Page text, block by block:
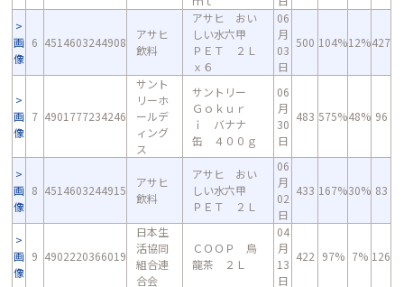
画
像
6 4514603244908
アサヒ
飲料
アサヒ おい
しい水六甲
ＰＥＴ ２Ｌ
ｘ６
06
月
03
日
500 104%12%427
画
像
7 4901777234246
サント
リーホ
ールデ
ィング
ス
サントリー
Ｇｏｋｕｒ
ｉ バナナ
缶 ４００ｇ
06
月
30
日
483 575%48% 96
画
像
8 4514603244915
アサヒ
飲料
アサヒ おい
しい水六甲
ＰＥＴ ２Ｌ
06
月
02
日
433 167%30% 83
画
像
9 4902220366019
日本生
活協同
組合連
合会
ＣＯＯＰ 烏
龍茶 ２Ｌ
04
月
13
日
422 97% 7% 126